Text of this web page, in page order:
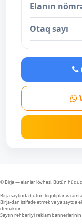
Elanın
Otaq sayı
© Birja — elanlar lövhəsi. Bütün
Birja saytında bütün loqotiplər və
Birja-dan istifadə etmək və ya saytda
deməkdir.
Saytın rəhbərliyi reklam bannerlərinin